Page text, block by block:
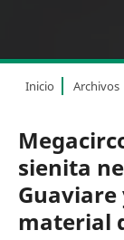
Inicio Archivos
sienita
material